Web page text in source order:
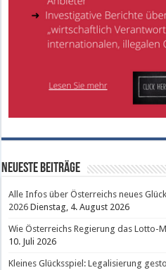
Neueste Beiträge
Alle Infos über Österreichs neues
2026 Dienstag, 4. August 2026
Wie Österreichs Regierung das Lotto-
10. Juli 2026
Kleines Glücksspiel: Legalisierung